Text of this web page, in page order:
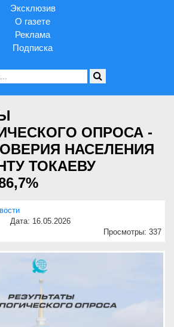
Эксклюзив
О газете
Реклама
Подписка
ОПРОСА -
НАСЕЛЕНИЯ
ТОКАЕВУ
Дата: 16.05.2026
Просмотры: 337